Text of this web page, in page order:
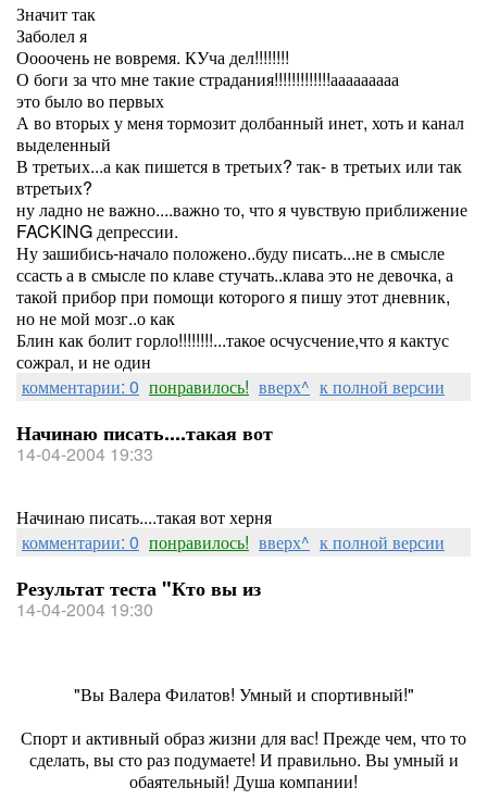
Значит так
Заболел я
Оооочень не вовремя. КУча дел!!!!!!!!
О боги за что мне такие страдания!!!!!!!!!!!!!ааааааааа
это было во первых
А во вторых у меня тормозит долбанный инет, хоть и канал
выделенный
В третьих...а как пишется в третьих? так- в третьих или так
втретьих?
ну ладно не важно....важно то, что я чувствую приближение
FACKING депрессии.
Ну зашибись-начало положено..буду писать...не в смысле
ссасть а в смысле по клаве стучать..клава это не девочка, а
такой прибор при помощи которого я пишу этот дневник,
но не мой мозг..о как
Блин как болит горло!!!!!!!!...такое осчусчение,что я кактус
сожрал, и не один
комментарии: 0 понравилось! вверх^ к полной версии
Начинаю писать....такая вот
14-04-2004 19:33
Начинаю писать....такая вот херня
комментарии: 0 понравилось! вверх^ к полной версии
Результат теста "Кто вы из
14-04-2004 19:30
"Вы Валера Филатов! Умный и спортивный!"
Спорт и активный образ жизни для вас! Прежде чем, что то
сделать, вы сто раз подумаете! И правильно. Вы умный и
обаятельный! Душа компании!